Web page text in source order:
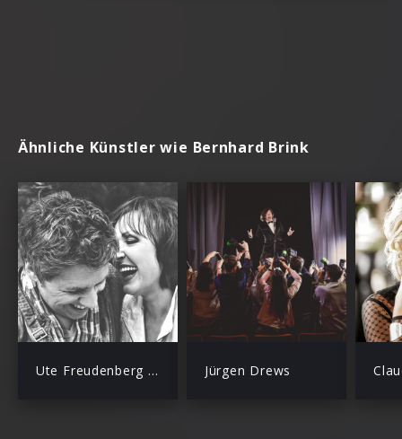
Ähnliche Künstler wie Bernhard Brink
Ute Freudenberg & Christian Lais Jürgen Drews